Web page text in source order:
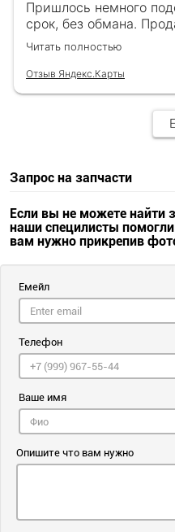
Пришлось немного
срок, без обмана.
Буду ещё обращаться!
Читать полностью
Отзыв Яндекс.Карты
Запрос на запчасти
Если вы не можете найти
наши специлисты
вам нужно прикрепив
Емейл
Телефон
Ваше имя
Опишите что вам нужно